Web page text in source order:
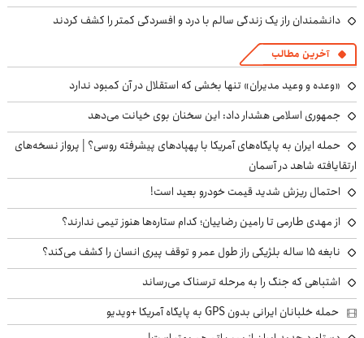
دانشمندان راز یک زندگی سالم با درد و افسردگی کمتر را کشف کردند
آخرین مطالب
«وعده و وعید مدیران» تنها بخشی که استقلال در آن کمبود ندارد
جمهوری اسلامی هشدار داد: این سخنان بوی خیانت می‌دهد
حمله ایران به پایگاه‌های آمریکا با پهپادهای پیشرفته روسی؟ | پرواز نسخه‌های
ارتقایافته شاهد در آسمان
احتمال ریزش شدید قیمت خودرو بعید است!
از مهدی طارمی تا رامین رضاییان؛ کدام ستاره‌ها هنوز تیمی ندارند؟
نابغه ۱۵ ساله بلژیکی راز طول عمر و توقف پیری انسان را کشف می‌کند؟
اشتباهی که جنگ را به مرحله ترسناک می‌رساند
حمله خلبانان ایرانی بدون GPS به پایگاه آمریکا +ویدیو